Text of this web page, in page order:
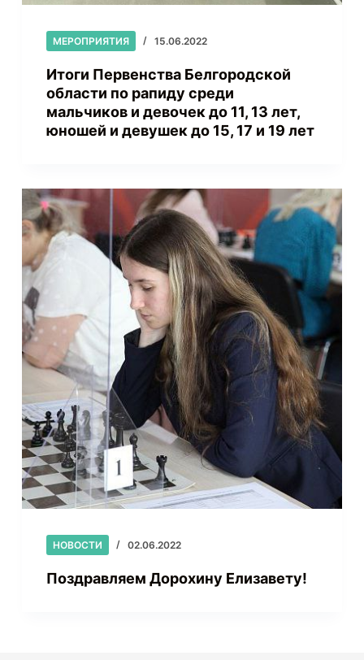
МЕРОПРИЯТИЯ 15.06.2022
Итоги Первенства Белгородской
области по рапиду среди
мальчиков и девочек до 11, 13 лет,
юношей и девушек до 15, 17 и 19 лет
НОВОСТИ 02.06.2022
Поздравляем Дорохину Елизавету!